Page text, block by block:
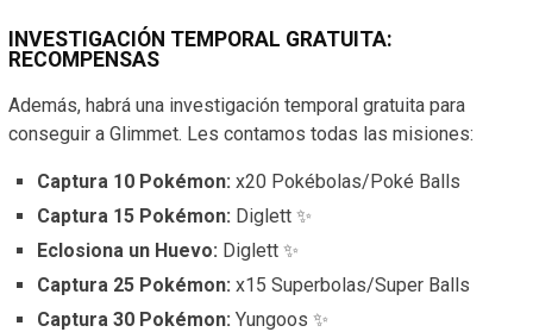
INVESTIGACIÓN TEMPORAL GRATUITA:
RECOMPENSAS
Además, habrá una investigación temporal gratuita para
conseguir a Glimmet. Les contamos todas las misiones:
Captura 10 Pokémon: x20 Pokébolas/Poké Balls
Captura 15 Pokémon: Diglett ✨
Eclosiona un Huevo: Diglett ✨
Captura 25 Pokémon: x15 Superbolas/Super Balls
Captura 30 Pokémon: Yungoos ✨